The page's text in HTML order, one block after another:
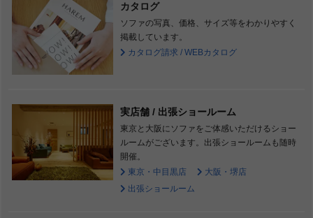
カタログ
ソファの写真、価格、サイズ等をわかりやすく
掲載しています。
カタログ請求 / WEBカタログ
実店舗 / 出張ショールーム
東京と大阪にソファをご体感いただけるショー
ルームがございます。出張ショールームも随時
開催。
東京・中目黒店
大阪・堺店
出張ショールーム